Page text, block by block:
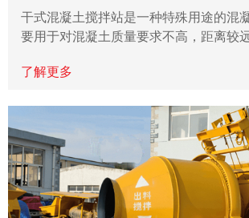
干式混凝土搅拌站是一种特殊用途的混
要用于对混凝土质量要求不高，距离较
了解更多